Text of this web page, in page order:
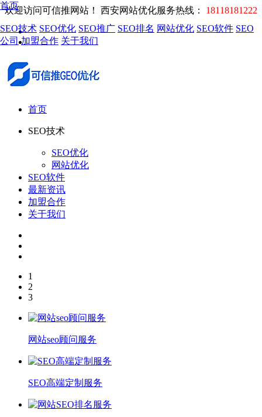
首页
SEO技术 SEO优化 SEO推广 SEO排名 网站优化 SEO软件 SEO
公司 加盟合作 关于我们
欢迎访问可信推网站！ 西安网站优化服务热线： 18118181222
首页
SEO技术
SEO优化
网站优化
SEO软件
最新资讯
加盟合作
关于我们
1
2
3
网站seo顾问服务
SEO高端定制服务